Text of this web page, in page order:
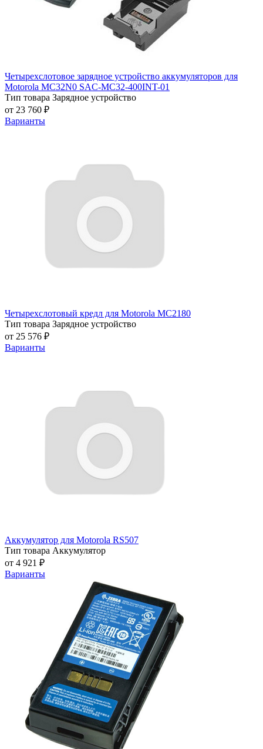
Четырехслотовое зарядное устройство аккумуляторов для
Motorola MC32N0 SAC-MC32-400INT-01
Тип товара Зарядное устройство
от 23 760 ₽
Варианты
Четырехслотовый кредл для Motorola MC2180
Тип товара Зарядное устройство
от 25 576 ₽
Варианты
Аккумулятор для Motorola RS507
Тип товара Аккумулятор
от 4 921 ₽
Варианты